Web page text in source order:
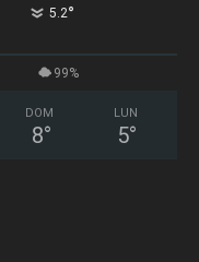
5.2°
99%
DOM
8°
LUN
5°